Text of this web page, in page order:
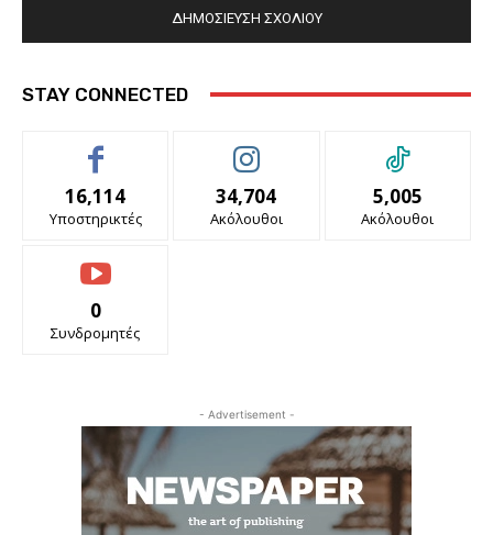
STAY CONNECTED
16,114
Υποστηρικτές
34,704
Ακόλουθοι
5,005
Ακόλουθοι
0
Συνδρομητές
- Advertisement -